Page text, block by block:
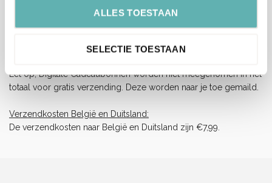
ALLES TOESTAAN
SELECTIE TOESTAAN
Verzendkosten Nederland:
Onder dit tarief rekenen wij €5,99 verzendkosten (ongeacht het
Let op, Digitale Cadeaubonnen worden niet meegenomen in het
totaal voor gratis verzending. Deze worden naar je toe gemaild.
Verzendkosten België en Duitsland:
De verzendkosten naar België en Duitsland zijn €7,99.